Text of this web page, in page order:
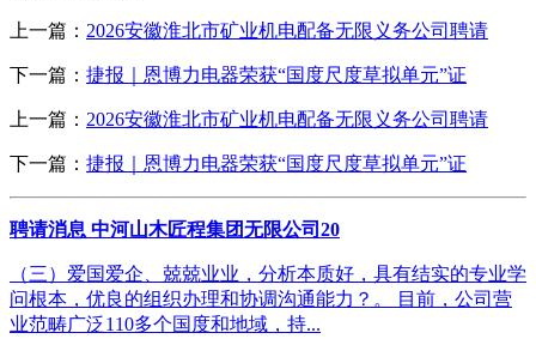
上一篇： 2026安徽淮北市矿业机电配备无限义务公司聘请
下一篇： 捷报｜恩博力电器荣获“国度尺度草拟单元”证
上一篇： 2026安徽淮北市矿业机电配备无限义务公司聘请
下一篇： 捷报｜恩博力电器荣获“国度尺度草拟单元”证
聘请消息 中河山木匠程集团无限公司20
（三）爱国爱企、兢兢业业，分析本质好，具有结实的专业学
问根本，优良的组织办理和协调沟通能力？。 目前，公司营
业范畴广泛110多个国度和地域，持...